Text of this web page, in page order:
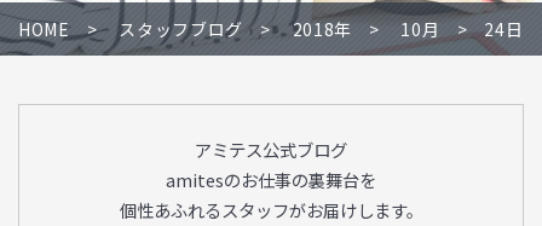
HOME スタッフブログ 2018年 10月 24日
アミテス公式ブログ
amitesのお仕事の裏舞台を
個性あふれるスタッフがお届けします。